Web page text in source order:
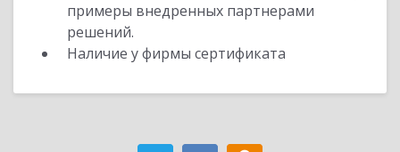
примеры внедренных партнерами
решений.
Наличие у фирмы сертификата